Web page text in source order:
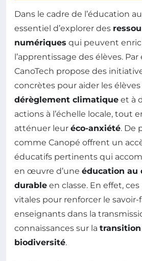
Dans le cadre de l’éducation
essentiel d’explorer des
numériques qui peuvent
l’apprentissage des élèves.
CanoTech propose des
concrètes pour aider les
dérèglement climatique et à
actions à l’échelle locale, tout
atténuer leur éco-anxiété. De
comme Canopé offrent un
éducatifs pertinents qui
en œuvre d’une éducation au
durable en classe. En effet,
vitales pour renforcer le savoir-
enseignants dans la
connaissances sur la
biodiversité.